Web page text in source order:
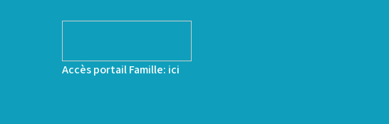
Accès portail Famille: ici